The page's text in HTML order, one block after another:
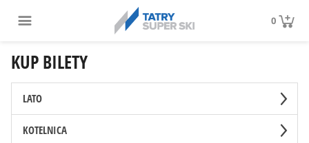
0
KUP BILETY
LATO
KOTELNICA